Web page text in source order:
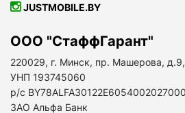
JUSTMOBILE.BY
ООО "СтаффГарант"
220029, г. Минск, пр. Машерова,
УНП 193745060
р/с
ЗАО Альфа Банк